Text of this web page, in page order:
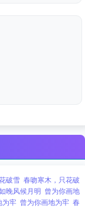
破雪 春吻寒木，只花破
晚风候月明 曾为你画地
为牢 曾为你画地为牢 春